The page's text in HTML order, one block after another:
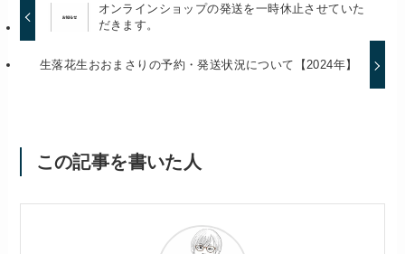
オンラインショップの発送を一時休止させていた
だきます。
生落花生おおまさりの予約・発送状況について【2024年】
この記事を書いた人